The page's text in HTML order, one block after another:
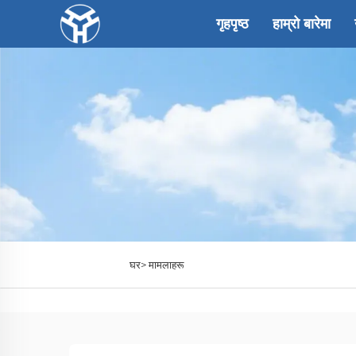
गृहपृष्ठ हाम्रो बारेमा
घर>मामलाहरू